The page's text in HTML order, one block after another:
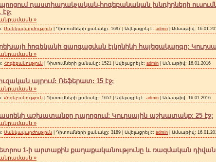
դաստիարակչական-հոգեբանական խնդիրների
էջ:
»
Մանկավարժություն | Դիտումների քանակը: 1697 | Ավելացրել է: admin | Ամսաթիվ:
հոգեկանի զարգացման էլկոնինի հայեցակարգը:
»
Հոգեբանություն | Դիտումների քանակը: 1521 | Ավելացրել է: admin | Ամսաթիվ: 16.01.2016
այրում: Ռեֆերատ: 15 էջ:
»
Հոգեբանություն | Դիտումների քանակը: 1657 | Ավելացրել է: admin | Ամսաթիվ: 16.01.2016
աշխատանքը դպրոցում: Կուրսային աշխատանք: 25 էջ:
»
Մանկավարժություն | Դիտումների քանակը: 3189 | Ավելացրել է: admin | Ամսաթիվ:
1-ի արտաքին քաղաքականությունը և ռազմական
»